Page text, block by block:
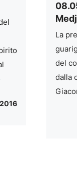
La
del
dalla